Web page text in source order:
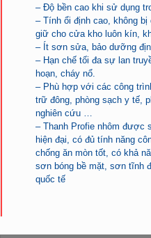
– Độ bền cao khi sử dụng
– Tính ổi định cao, không bị
giữ cho cửa kho luôn kín,
– Ít sơn sửa, bảo dưỡng
– Hạn chế tối đa sự lan
hoạn, cháy nổ.
– Phù hợp với các công
trữ đông, phòng sạch y tế,
nghiên cứu …
– Thanh Profie nhôm được
hiện đại, có đủ tính năng
chống ăn mòn tốt, có khả
sơn bóng bề mặt, sơn tĩnh
quốc tế